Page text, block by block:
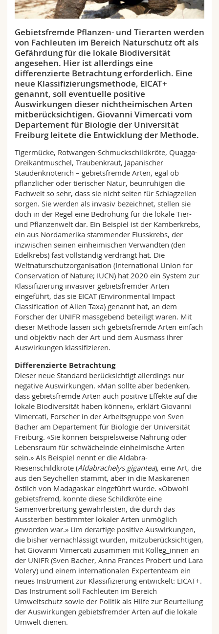
Math.-Nat. und Med. Fak.
Interfakultär
Mitarbeitende
Doktorierende
Webmail
Vorlesungsverzeichnis
MyUnifr
Gebietsfremde Pflanzen- und Tierarten werden
von Fachleuten im Bereich Naturschutz oft als
Gefährdung für die lokale Biodiversität
angesehen. Hier ist allerdings eine
differenzierte Betrachtung erforderlich. Eine
neue Klassifizierungsmethode, EICAT+
genannt, soll eventuelle positive
Auswirkungen dieser nichtheimischen Arten
mitberücksichtigen. Giovanni Vimercati vom
Departement für Biologie der Universität
Freiburg leitete die Entwicklung der Methode.
Tigermücke, Rotwangen-Schmuckschildkröte, Quagga-
Dreikantmuschel, Traubenkraut, Japanischer
Staudenknöterich – gebietsfremde Arten, egal ob
pflanzlicher oder tierischer Natur, beunruhigen die
Fachwelt so sehr, dass sie nicht selten für Schlagzeilen
sorgen. Sie werden als invasiv bezeichnet, stellen sie
doch in der Regel eine Bedrohung für die lokale Tier-
und Pflanzenwelt dar. Ein Beispiel ist der Kamberkrebs,
ein aus Nordamerika stammender Flusskrebs, der
inzwischen seinen einheimischen Verwandten (den
Edelkrebs) fast vollständig verdrängt hat. Die
Weltnaturschutzorganisation (International Union for
Conservation of Nature; IUCN) hat 2020 ein System zur
Klassifizierung invasiver gebietsfremder Arten
eingeführt, das sie EICAT (Environmental Impact
Classification of Alien Taxa) genannt hat, an dem
Forscher der UNIFR massgebend beteiligt waren. Mit
dieser Methode lassen sich gebietsfremde Arten einfach
und objektiv nach der Art und dem Ausmass ihrer
Auswirkungen klassifizieren.
Differenzierte Betrachtung
Dieser neue Standard berücksichtigt allerdings nur
negative Auswirkungen. «Man sollte aber bedenken,
dass gebietsfremde Arten auch positive Effekte auf die
lokale Biodiversität haben können», erklärt Giovanni
Vimercati, Forscher in der Arbeitsgruppe von Sven
Bacher am Departement für Biologie der Universität
Freiburg. «Sie können beispielsweise Nahrung oder
Lebensraum für schwächelnde einheimische Arten
sein.» Als Beispiel nennt er die Aldabra-
Riesenschildkröte (Aldabrachelys gigantea), eine Art, die
aus den Seychellen stammt, aber in die Maskarenen
östlich von Madagaskar eingeführt wurde. «Obwohl
gebietsfremd, konnte diese Schildkröte eine
Samenverbreitung gewährleisten, die durch das
Aussterben bestimmter lokaler Arten unmöglich
geworden war.» Um derartige positive Auswirkungen,
die bisher vernachlässigt wurden, mitzuberücksichtigen,
hat Giovanni Vimercati zusammen mit Kolleg_innen an
der UNIFR (Sven Bacher, Anna Frances Probert und Lara
Volery) und einem internationalen Expertenteam ein
neues Instrument zur Klassifizierung entwickelt: EICAT+.
Das Instrument soll Fachleuten im Bereich
Umweltschutz sowie der Politik als Hilfe zur Beurteilung
der Auswirkungen gebietsfremder Arten auf die lokale
Umwelt dienen.